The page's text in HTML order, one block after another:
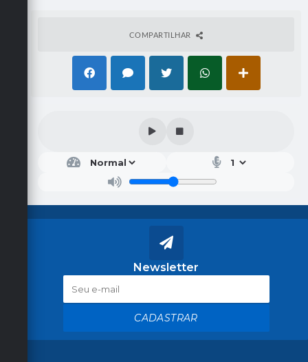
COMPARTILHAR
Newsletter
CADASTRAR